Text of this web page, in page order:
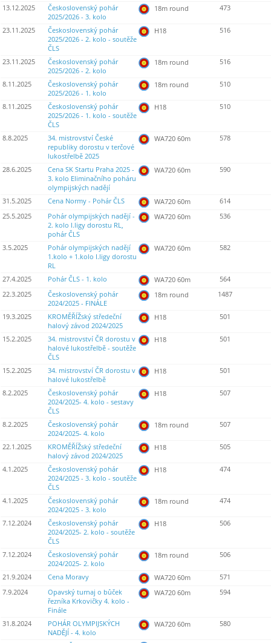
13.12.2025
Československý pohár
2025/2026 - 3. kolo
18m round 473
23.11.2025
Československý pohár
2025/2026 - 2. kolo - soutěže
ČLS
H18 516
23.11.2025
Československý pohár
2025/2026 - 2. kolo
18m round 516
8.11.2025
Československý pohár
2025/2026 - 1. kolo
18m round 510
8.11.2025
Československý pohár
2025/2026 - 1. kolo - soutěže
ČLS
H18 510
8.8.2025
34. mistrovství České
republiky dorostu v terčové
lukostřelbě 2025
WA720 60m 578
28.6.2025
Cena SK Startu Praha 2025 -
3. kolo Eliminačního poháru
olympijských nadějí
WA720 60m 590
31.5.2025 Cena Normy - Pohár ČLS WA720 60m
614
25.5.2025
Pohár olympijských nadějí -
2. kolo I.ligy dorostu RL,
pohár ČLS
WA720 60m 536
3.5.2025
Pohár olympijských nadějí
1.kolo + 1.kolo I.ligy dorostu
RL
WA720 60m 582
27.4.2025 Pohár ČLS - 1. kolo WA720 60m
564
22.3.2025
Československý pohár
2024/2025 - FINÁLE
18m round 1487
19.3.2025
KROMĚŘÍŽský středeční
halový závod 2024/2025
H18 501
15.2.2025
34. mistrovství ČR dorostu v
halové lukostřelbě - soutěže
ČLS
H18 501
15.2.2025
34. mistrovství ČR dorostu v
halové lukostřelbě
H18 501
8.2.2025
Československý pohár
2024/2025- 4. kolo - sestavy
ČLS
H18 507
8.2.2025
Československý pohár
2024/2025- 4. kolo
18m round 507
22.1.2025
KROMĚŘÍŽský středeční
halový závod 2024/2025
H18 505
4.1.2025
Československý pohár
2024/2025 - 3. kolo - soutěže
ČLS
H18 474
4.1.2025
Československý pohár
2024/2025 - 3. kolo
18m round 474
7.12.2024
Československý pohár
2024/2025- 2. kolo - soutěže
ČLS
H18 506
7.12.2024
Československý pohár
2024/2025- 2. kolo
18m round 506
21.9.2024 Cena Moravy WA720 60m
571
7.9.2024
Opavský turnaj o bůček
řezníka Krkovičky 4. kolo -
Finále
WA720 60m 594
31.8.2024
POHÁR OLYMPIJSKÝCH
NADĚJÍ - 4. kolo
WA720 60m 580